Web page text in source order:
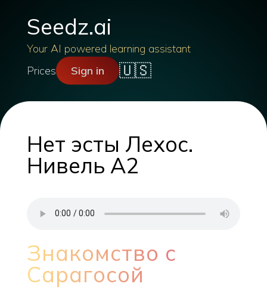
Seedz.ai
Your AI powered learning assistant
Prices
Sign in 🇺🇸
Нет эсты Лехос.
Нивель А2
Знакомство с
Сарагосой